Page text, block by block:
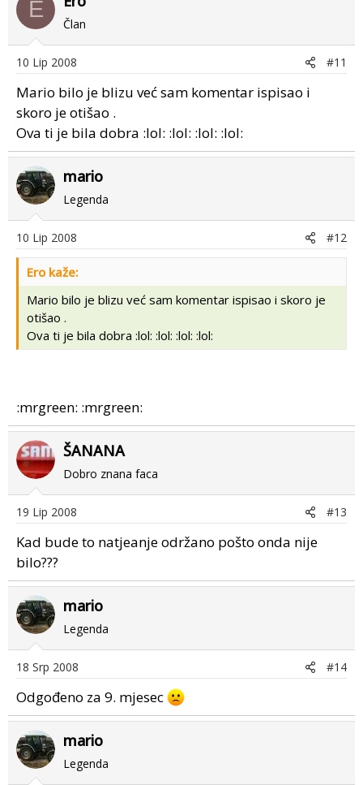
E
Član
10 Lip 2008 #11
Mario bilo je blizu već sam komentar ispisao i
skoro je otišao .
Ova ti je bila dobra :lol: :lol: :lol: :lol:
mario
Legenda
10 Lip 2008 #12
Ero kaže:
Mario bilo je blizu već sam komentar ispisao i skoro je
otišao .
Ova ti je bila dobra :lol: :lol: :lol: :lol:
:mrgreen: :mrgreen:
ŠANANA
Dobro znana faca
19 Lip 2008 #13
Kad bude to natjeanje održano pošto onda nije
bilo???
mario
Legenda
18 Srp 2008 #14
Odgođeno za 9. mjesec
mario
Legenda